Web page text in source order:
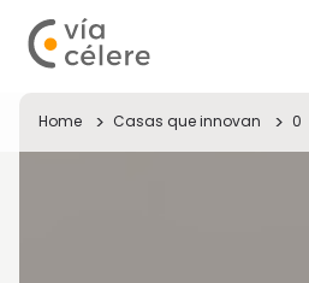
Home Casas que innovan 0